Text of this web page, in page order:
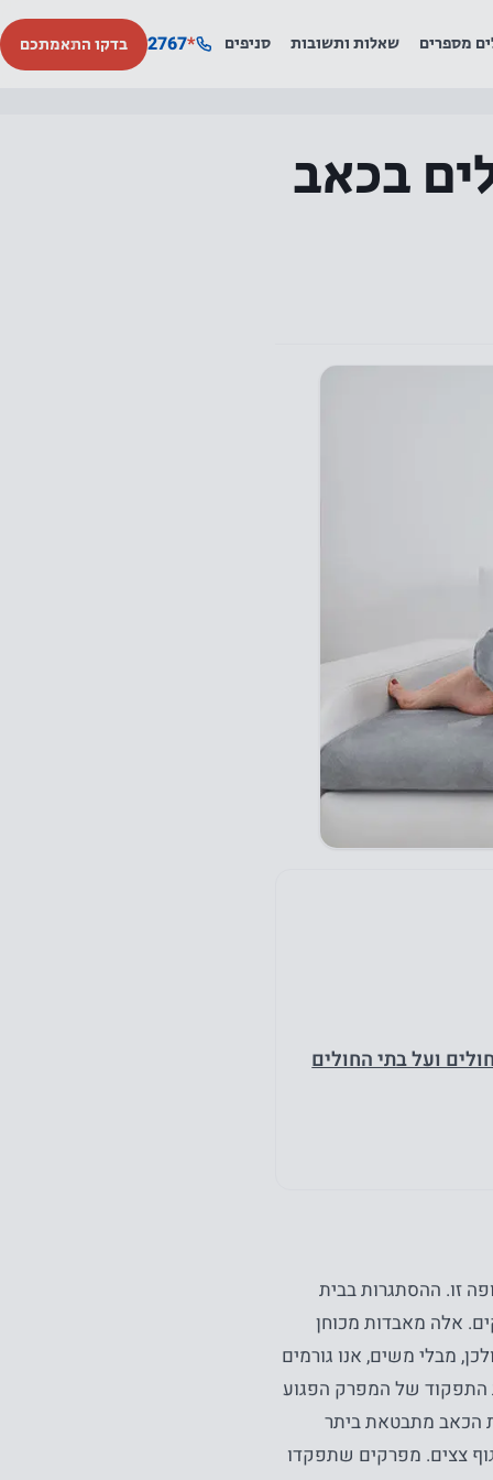
מספרים שאלות ותשובות סניפים *
2767 בדקו התאמתכם
בכאב
ועל בתי החולים
זו. ההסתגרות בבית
אלה מאבדות מכוחן
מבלי משים, אנו גורמים
התפקוד של המפרק הפגוע
הכאב מתבטאת ביתר
צצים. מפרקים שתפקדו